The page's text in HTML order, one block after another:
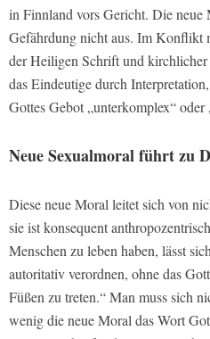
in Finnland vors Gericht. Die neue
Gefährdung nicht aus. Im Konflikt
der Heiligen Schrift und
das Eindeutige durch
Gottes Gebot „unterkomplex“ oder
Neue Sexualmoral führt zu
Diese neue Moral leitet sich von
sie ist konsequent
Menschen zu leben haben, lässt
autoritativ verordnen, ohne das
Füßen zu treten.“ Man muss sich
wenig die neue Moral das Wort